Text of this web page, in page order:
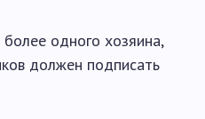
одного хозяина,
должен подписать